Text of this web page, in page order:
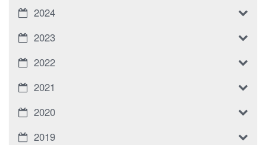
2024
2023
2022
2021
2020
2019